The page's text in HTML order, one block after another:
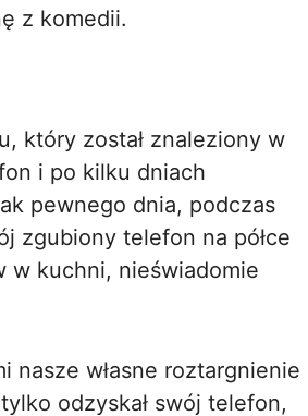
z komedii.
który został znaleziony w
i po kilku dniach
pewnego dnia, podczas
zgubiony telefon na półce
w kuchni, nieświadomie
nasze własne roztargnienie
odzyskał swój telefon,